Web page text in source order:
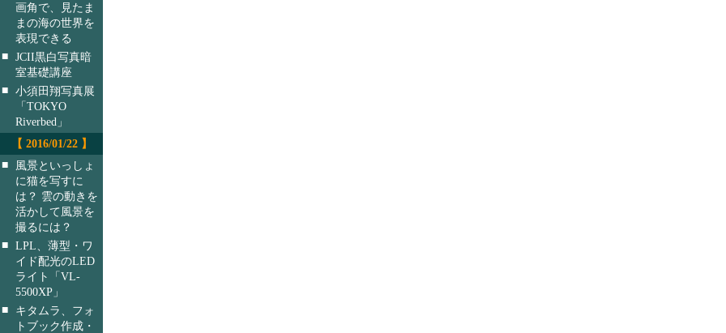
画角で、見たま
まの海の世界を
表現できる
■ JCII黒白写真暗
室基礎講座
■ 小須田翔写真展
「TOKYO
Riverbed」
【 2016/01/22 】
■
風景といっしょ
に猫を写すに
は？ 雲の動きを
活かして風景を
撮るには？
■ LPL、薄型・ワ
イド配光のLED
ライト「VL-
5500XP」
■
キタムラ、フォ
トブック作成・